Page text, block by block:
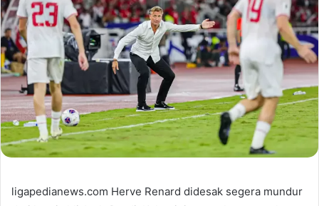
ligapedianews.com Herve Renard didesak segera mundur